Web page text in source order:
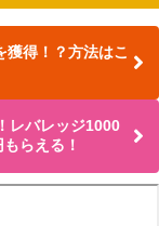
獲得！？方法はこ
レバレッジ1000
らえる！